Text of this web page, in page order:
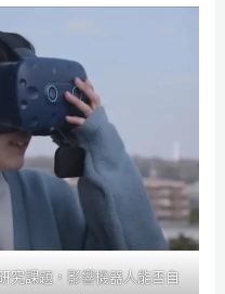
究課題，影響機器人能否自